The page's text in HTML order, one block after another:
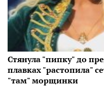
Стянула "пипку" до
плавках "растопила"
"там" морщинки